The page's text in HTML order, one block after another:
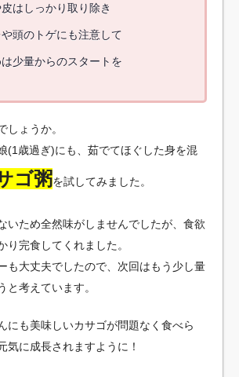
はしっかり取り除き
頭のトゲにも注意して
少量からのスタートを
しょうか。
(1歳過ぎ)にも、茹でてほぐした身を混
ゴ粥を試してみました。
いため全然味がしませんでしたが、食欲
り完食してくれました。
も大丈夫でしたので、次回はもう少し量
と考えています。
にも美味しいカサゴが問題なく食べら
気に成長されますように！